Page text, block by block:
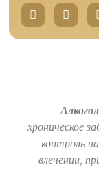
W
h
a
t
T
e
l
e
p
l
n
e
хроническое
контроль
влечении,